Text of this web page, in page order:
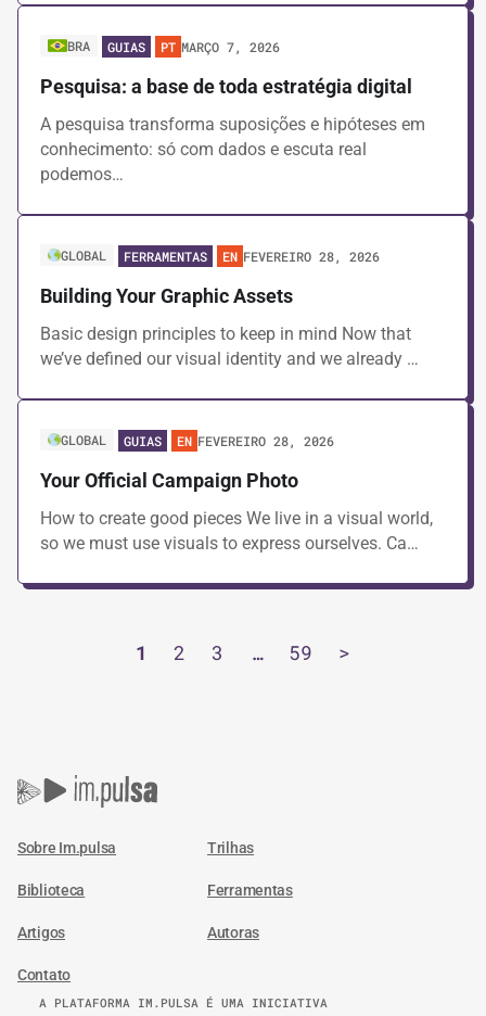
BRA GUIAS PT MARÇO 7, 2026
Pesquisa: a base de toda estratégia digital
A pesquisa transforma suposições e hipóteses em
conhecimento: só com dados e escuta real
podemos…
GLOBAL FERRAMENTAS EN FEVEREIRO 28, 2026
Building Your Graphic Assets
Basic design principles to keep in mind Now that
we’ve defined our visual identity and we already …
GLOBAL GUIAS EN FEVEREIRO 28, 2026
Your Official Campaign Photo
How to create good pieces We live in a visual world,
so we must use visuals to express ourselves. Ca…
1 2 3 … 59 >
Sobre Im.pulsa Trilhas
Biblioteca Ferramentas
Artigos Autoras
Contato
A PLATAFORMA IM.PULSA É UMA INICIATIVA